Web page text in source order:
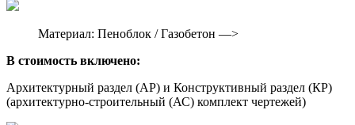
Материал: Пеноблок / Газобетон —>
В стоимость включено:
Архитектурный раздел (АР) и Конструктивный раздел (КР)
(архитектурно-строительный (АС) комплект чертежей)